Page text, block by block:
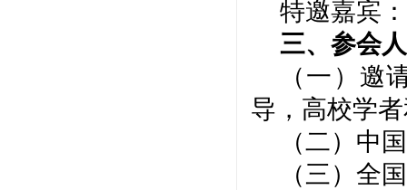
特邀嘉宾
三、参会
（一）邀
导， 高校学
（二）中
（三）全